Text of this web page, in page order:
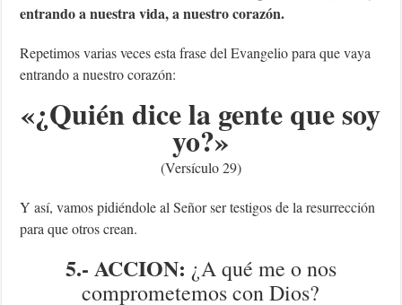
entrando a nuestra vida, a nuestro corazón.
Repetimos varias veces esta frase del Evangelio para que vaya
entrando a nuestro corazón:
«¿Quién dice la gente que soy
yo?»
(Versículo 29)
Y así, vamos pidiéndole al Señor ser testigos de la resurrección
para que otros crean.
5.- ACCION: ¿A qué me o nos
comprometemos con Dios?